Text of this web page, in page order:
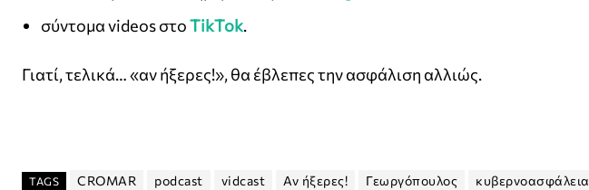
σύντομα videos στοTikTok.
Γιατί, τελικά… «αν ήξερες!», θα έβλεπες την ασφάλιση αλλιώς.
TAGS CROMAR podcast vidcast Αν ήξερες! Γεωργόπουλος κυβερνοασφάλεια